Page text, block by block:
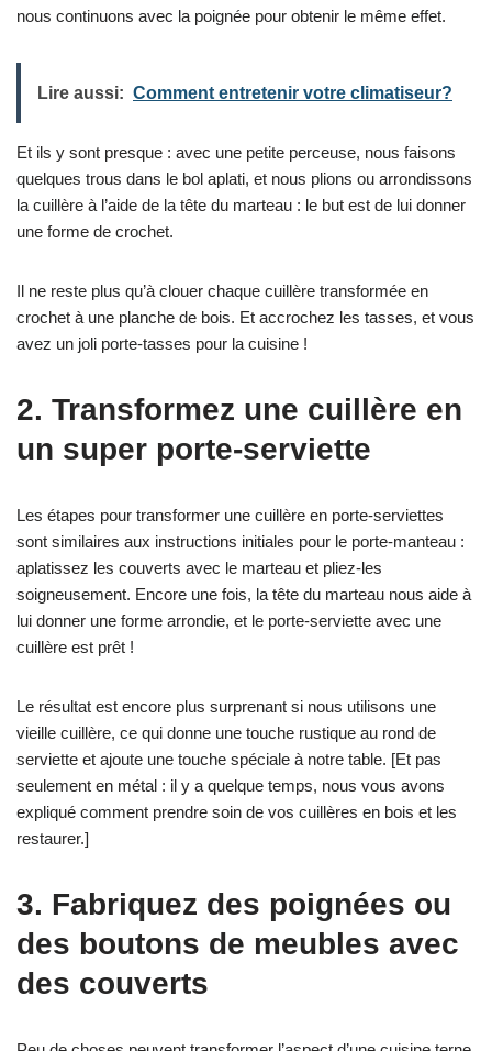
nous continuons avec la poignée pour obtenir le même effet.
Lire aussi: Comment entretenir votre climatiseur?
Et ils y sont presque : avec une petite perceuse, nous faisons
quelques trous dans le bol aplati, et nous plions ou arrondissons
la cuillère à l’aide de la tête du marteau : le but est de lui donner
une forme de crochet.
Il ne reste plus qu’à clouer chaque cuillère transformée en
crochet à une planche de bois. Et accrochez les tasses, et vous
avez un joli porte-tasses pour la cuisine !
2. Transformez une cuillère en
un super porte-serviette
Les étapes pour transformer une cuillère en porte-serviettes
sont similaires aux instructions initiales pour le porte-manteau :
aplatissez les couverts avec le marteau et pliez-les
soigneusement. Encore une fois, la tête du marteau nous aide à
lui donner une forme arrondie, et le porte-serviette avec une
cuillère est prêt !
Le résultat est encore plus surprenant si nous utilisons une
vieille cuillère, ce qui donne une touche rustique au rond de
serviette et ajoute une touche spéciale à notre table. [Et pas
seulement en métal : il y a quelque temps, nous vous avons
expliqué comment prendre soin de vos cuillères en bois et les
restaurer.]
3. Fabriquez des poignées ou
des boutons de meubles avec
des couverts